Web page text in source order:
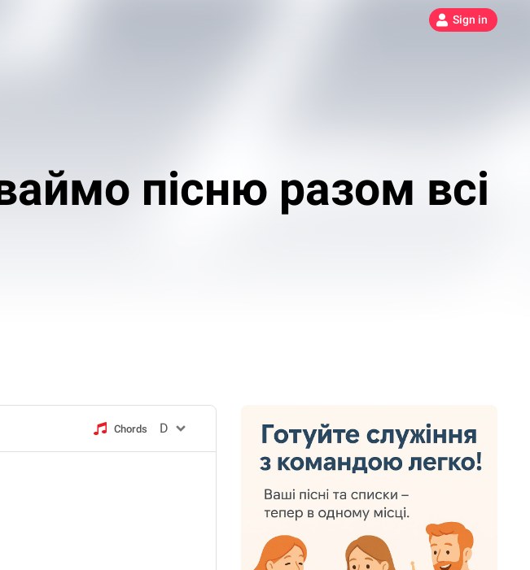
Sign in
пісню разом всі
Chords